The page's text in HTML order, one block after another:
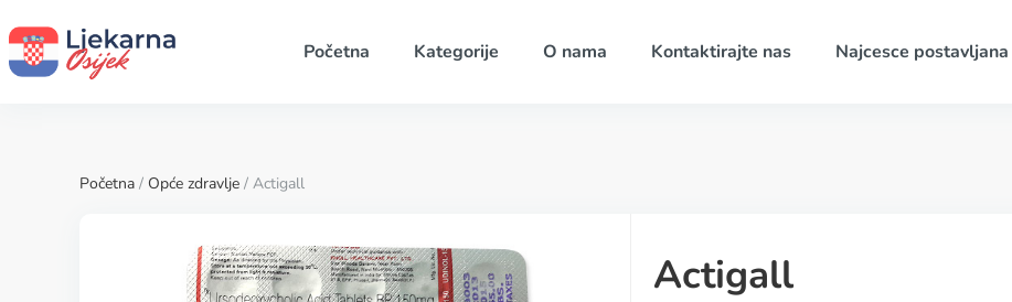
Početna Kategorije O nama Kontaktirajte nas Najcesce
Početna / Opće zdravlje / Actigall
Actigall